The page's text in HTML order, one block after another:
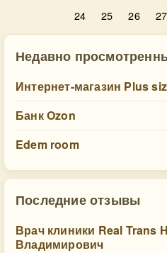
24
25 26 27
Недавно
Интернет-магазин Plus
Банк Ozon
Edem room
Последние отзывы
Врач клиники Real Trans
Владимирович